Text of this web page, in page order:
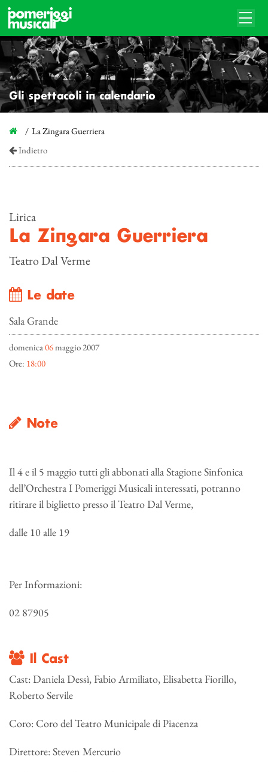
Gli spettacoli in calendario
La Zingara Guerriera
Indietro
Lirica
La Zingara Guerriera
Teatro Dal Verme
Le date
Sala Grande
domenica06maggio 2007
Ore: 18:00
Note
Il 4 e il 5 maggio tutti gli abbonati alla Stagione Sinfonica
dell’Orchestra I Pomeriggi Musicali interessati, potranno
ritirare il biglietto presso il Teatro Dal Verme,
dalle 10 alle 19
Per Informazioni:
02 87905
Il Cast
Cast: Daniela Dessì, Fabio Armiliato, Elisabetta Fiorillo,
Roberto Servile
Coro: Coro del Teatro Municipale di Piacenza
Direttore: Steven Mercurio